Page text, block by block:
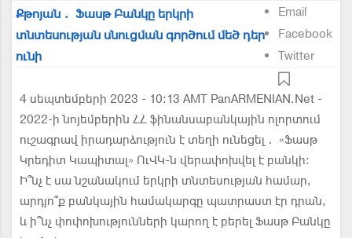
Email
Facebook
Twitter
Քթոյան․ Ֆասթ Բանկը երկրի
տնտեսության սնուցման գործում մեծ դեր
ունի
4 սեպտեմբերի 2023 - 10:13 AMT PanARMENIAN.Net -
2022-ի նոյեմբերին ՀՀ ֆինանսաբանկային ոլորտում
ուշագրավ իրադարձություն է տեղի ունեցել․ «Ֆասթ
Կրեդիտ Կապիտալ» ՈւՎԿ-ն վերափոխվել է բանկի։
Ի՞նչ է սա նշանակում երկրի տնտեսության համար,
արդյո՞ք բանկային համակարգը պատրաստ էր դրան,
և ի՞նչ փոփոխությունների կարող է բերել Ֆասթ Բանկը